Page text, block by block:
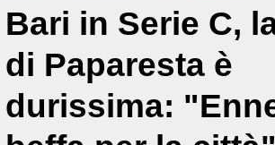
Bari in Serie C,
di Paparesta è
durissima: